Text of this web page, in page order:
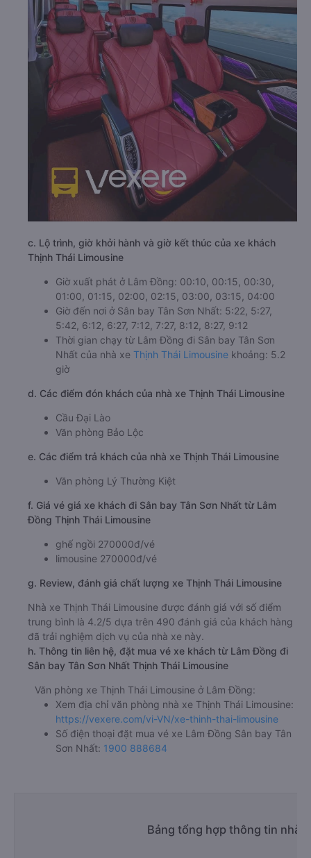
c. Lộ trình, giờ khởi hành và giờ kết thúc của xe khách
Thịnh Thái Limousine
Giờ xuất phát ở Lâm Đồng: 00:10, 00:15, 00:30,
01:00, 01:15, 02:00, 02:15, 03:00, 03:15, 04:00
Giờ đến nơi ở Sân bay Tân Sơn Nhất: 5:22, 5:27,
5:42, 6:12, 6:27, 7:12, 7:27, 8:12, 8:27, 9:12
Thời gian chạy từ Lâm Đồng đi Sân bay Tân Sơn
Nhất của nhà xe Thịnh Thái Limousine khoảng: 5.2
giờ
d. Các điểm đón khách của nhà xe Thịnh Thái Limousine
Cầu Đại Lào
Văn phòng Bảo Lộc
e. Các điểm trả khách của nhà xe Thịnh Thái Limousine
Văn phòng Lý Thường Kiệt
f. Giá vé giá xe khách đi Sân bay Tân Sơn Nhất từ Lâm
Đồng Thịnh Thái Limousine
ghế ngồi 270000đ/vé
limousine 270000đ/vé
g. Review, đánh giá chất lượng xe Thịnh Thái Limousine
Nhà xe Thịnh Thái Limousine được đánh giá với số điểm
trung bình là 4.2/5 dựa trên 490 đánh giá của khách hàng
đã trải nghiệm dịch vụ của nhà xe này.
h. Thông tin liên hệ, đặt mua vé xe khách từ Lâm Đồng đi
Sân bay Tân Sơn Nhất Thịnh Thái Limousine
Văn phòng xe Thịnh Thái Limousine ở Lâm Đồng:
Xem địa chỉ văn phòng nhà xe Thịnh Thái Limousine:
https://vexere.com/vi-VN/xe-thinh-thai-limousine
Số điện thoại đặt mua vé xe Lâm Đồng Sân bay Tân
Sơn Nhất: 1900 888684
Bảng tổng hợp thông tin nhà